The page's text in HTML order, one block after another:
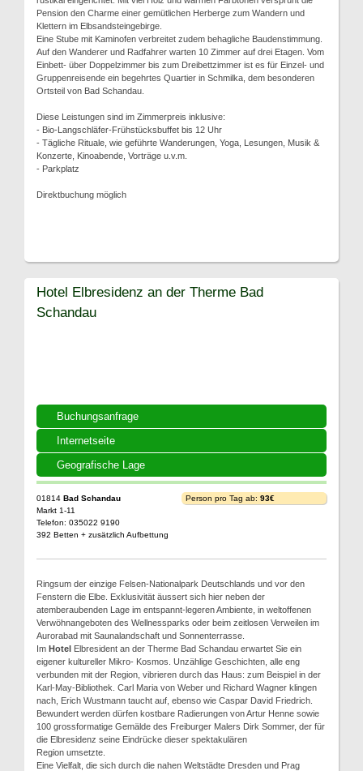
Pension den Charme einer gemütlichen Herberge zum Wandern und
Klettern im Elbsandsteingebirge.
Eine Stube mit Kaminofen verbreitet zudem behagliche Baudenstimmung.
Auf den Wanderer und Radfahrer warten 10 Zimmer auf drei Etagen. Vom
Einbett- über Doppelzimmer bis zum Dreibettzimmer ist es für Einzel- und
Gruppenreisende ein begehrtes Quartier in Schmilka, dem besonderen
Ortsteil von Bad Schandau.
Diese Leistungen sind im Zimmerpreis inklusive:
- Bio-Langschläfer-Frühstücksbuffet bis 12 Uhr
- Tägliche Rituale, wie geführte Wanderungen, Yoga, Lesungen, Musik &
Konzerte, Kinoabende, Vorträge u.v.m.
- Parkplatz
Direktbuchung möglich
Buchungsanfrage
Internetseite
Geografische Lage
Hotel Elbresidenz an der Therme Bad
Schandau
01814 Bad Schandau
Markt 1-11
Telefon: 035022 9190
392 Betten + zusätzlich Aufbettung
Person pro Tag ab: 93€
Ringsum der einzige Felsen-Nationalpark Deutschlands und vor den
Fenstern die Elbe. Exklusivität äussert sich hier neben der
atemberaubenden Lage im entspannt-legeren Ambiente, in weltoffenen
Verwöhnangeboten des Wellnessparks oder beim zeitlosen Verweilen im
Aurorabad mit Saunalandschaft und Sonnenterrasse.
Im Hotel Elbresident an der Therme Bad Schandau erwartet Sie ein
eigener kultureller Mikro- Kosmos. Unzählige Geschichten, alle eng
verbunden mit der Region, vibrieren durch das Haus: zum Beispiel in der
Karl-May-Bibliothek. Carl Maria von Weber und Richard Wagner klingen
nach, Erich Wustmann taucht auf, ebenso wie Caspar David Friedrich.
Bewundert werden dürfen kostbare Radierungen von Artur Henne sowie
100 grossformatige Gemälde des Freiburger Malers Dirk Sommer, der für
die Elbresidenz seine Eindrücke dieser spektakulären
Region umsetzte.
Eine Vielfalt, die sich durch die nahen Weltstädte Dresden und Prag